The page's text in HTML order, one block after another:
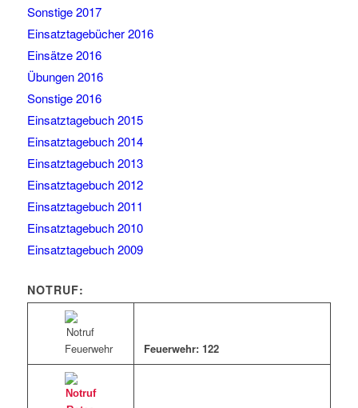
Sonstige 2017
Einsatztagebücher 2016
Einsätze 2016
Übungen 2016
Sonstige 2016
Einsatztagebuch 2015
Einsatztagebuch 2014
Einsatztagebuch 2013
Einsatztagebuch 2012
Einsatztagebuch 2011
Einsatztagebuch 2010
Einsatztagebuch 2009
NOTRUF:
Feuerwehr: 122